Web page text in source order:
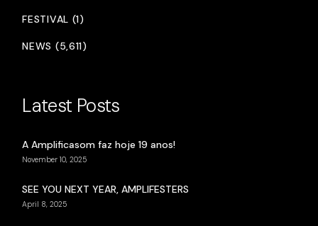
FESTIVAL (1)
NEWS (5,611)
Latest Posts
A Amplificasom faz hoje 19 anos!
November 10, 2025
SEE YOU NEXT YEAR, AMPLIFESTERS
April 8, 2025